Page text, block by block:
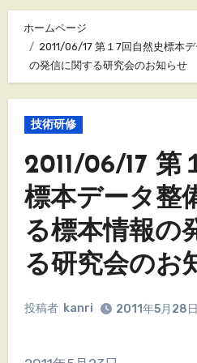
ホームページ
2011/06/17 第１7回自然史標本
の発信に関する研究会のお知らせ
技術研修
2011/06/17 第
標本データ整
る標本情報の
る研究会のお
投稿者 kanri 2011年5月28日